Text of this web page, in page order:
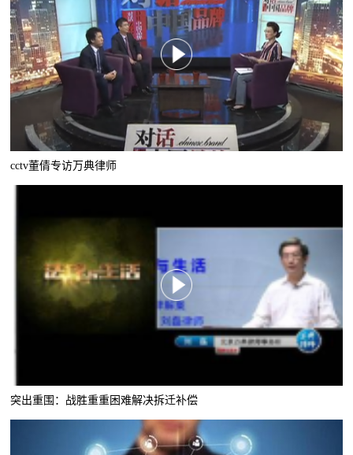
cctv董倩专访万典律师
突出重围：战胜重重困难解决拆迁补偿